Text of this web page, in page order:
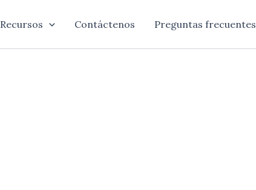
Recursos Contáctenos Preguntas frecuentes